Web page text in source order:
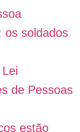
os soldados
de Pessoas
estão